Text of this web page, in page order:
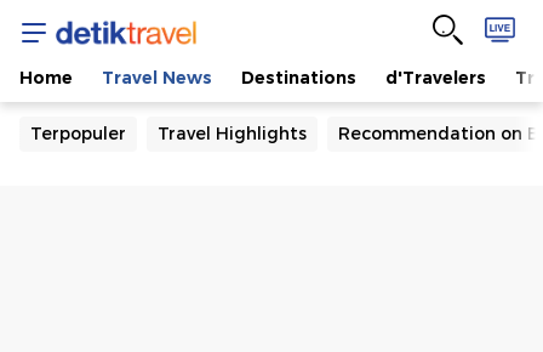
Home Travel News Destinations d'Travelers
Terpopuler Travel Highlights Recommendation on